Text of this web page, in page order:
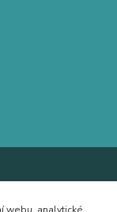
webu, analytické